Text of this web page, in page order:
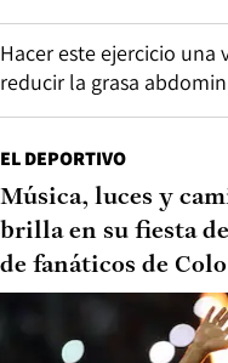
Hacer este ejercicio una
reducir la grasa
EL DEPORTIVO
Música, luces y
brilla en su fiesta
de fanáticos de